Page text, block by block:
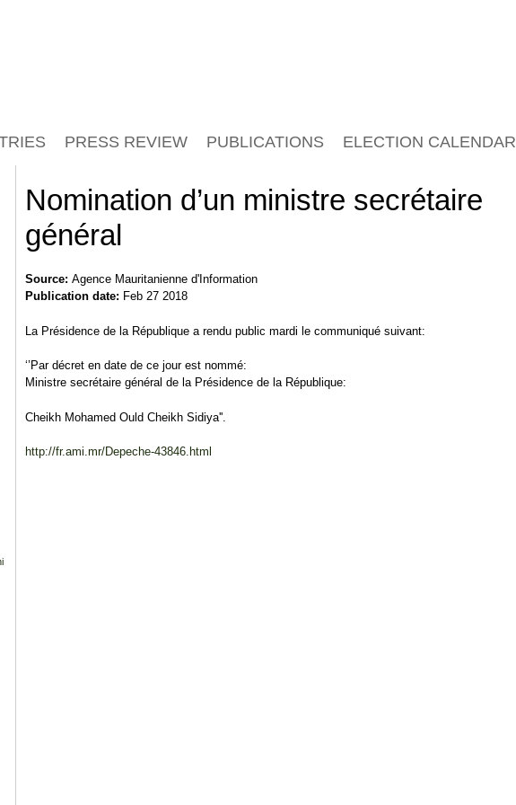
Nomination d’un ministre secrétaire
général
Source: Agence Mauritanienne d'Information
Publication date: Feb 27 2018
La Présidence de la République a rendu public mardi le communiqué suivant:
‘’Par décret en date de ce jour est nommé:
Ministre secrétaire général de la Présidence de la République:
Cheikh Mohamed Ould Cheikh Sidiya''.
http://fr.ami.mr/Depeche-43846.html
PRESS REVIEW PUBLICATIONS ELECTION CALENDAR